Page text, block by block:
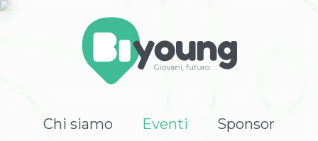
Chi siamo Eventi Sponsor